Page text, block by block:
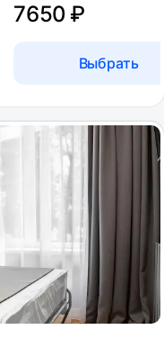
7650 ₽
Выбрать